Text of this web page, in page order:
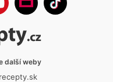
další weby